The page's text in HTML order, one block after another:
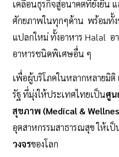
เคลื่อนธุรกิจสู่อนาคตที่ยั่งยืน
ศักยภาพในทุกๆด้าน พร้อมทั้
แปลกใหม่ ทั้งอาหาร Halal อ
อาหารชนิดพิเศษอื่น ๆ
เพื่อผู้บริโภคในหลากหลายมิติ
รัฐ ที่มุ่งให้ประเทศไทยเป็นศูน
สุขภาพ (Medical &
อุตสาหกรรมสาธารณสุข ให้เป็
วงจรของโลก